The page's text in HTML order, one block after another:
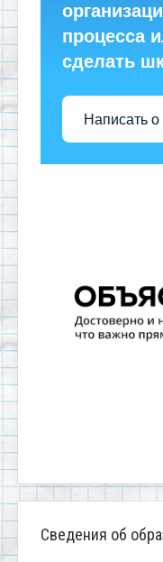
процесса
сделать
Написать
Сведения об